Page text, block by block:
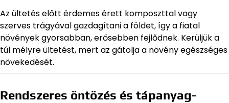
Az ültetés előtt érdemes érett komposzttal vagy
szerves trágyával gazdagítani a földet, így a fiatal
növények gyorsabban, erősebben fejlődnek. Kerüljük a
túl mélyre ültetést, mert az gátolja a növény egészséges
növekedését.
Rendszeres öntözés és tápanyag-